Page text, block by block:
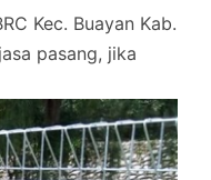
Kec. Buayan Kab.
pasang, jika